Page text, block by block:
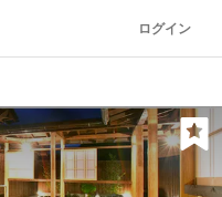
ログイン